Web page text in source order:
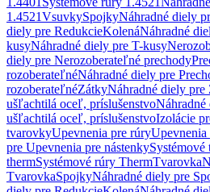
1.4521VsuvkySpojkyNáhradné diely
diely pre RedukcieKolenáNáhradné
kusyNáhradné diely pre T-kusy
diely pre Nerozoberateľné prechody
rozoberateľnéNáhradné diely pre
rozoberateľnéZátkyNáhradné diely pre
ušľachtilá oceľ, príslušenstvoNáhradné
ušľachtilá oceľ, príslušenstvoIzolácie
tvarovkyUpevnenia pre rúryUpevnenia
pre Upevnenia pre nástenkySystémové
thermSystémové rúry ThermTvarovka
TvarovkaSpojkyNáhradné diely pre